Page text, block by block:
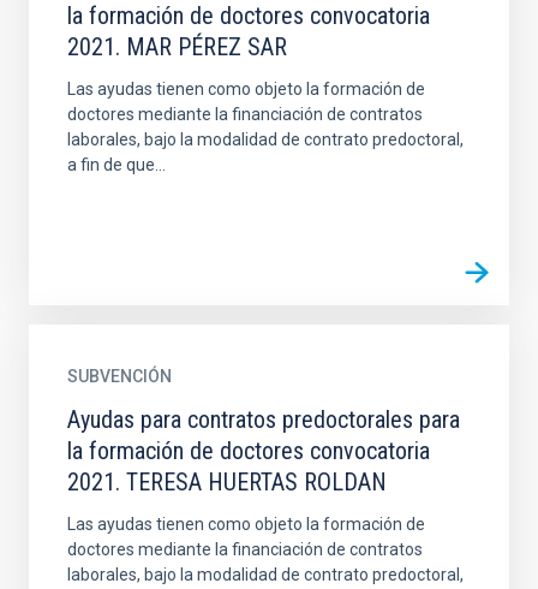
la formación de doctores convocatoria
2021. MAR PÉREZ SAR
Las ayudas tienen como objeto la formación de
doctores mediante la financiación de contratos
laborales, bajo la modalidad de contrato predoctoral,
a fin de que...
SUBVENCIÓN
Ayudas para contratos predoctorales para
la formación de doctores convocatoria
2021. TERESA HUERTAS ROLDAN
Las ayudas tienen como objeto la formación de
doctores mediante la financiación de contratos
laborales, bajo la modalidad de contrato predoctoral,